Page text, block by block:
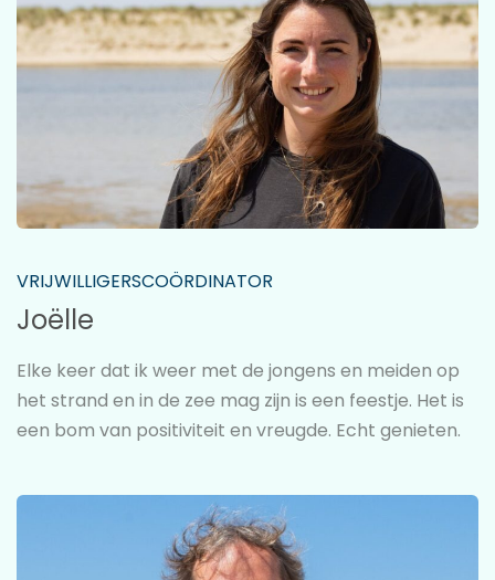
Joëlle
VRIJWILLIGERSCOÖRDINATOR
Elke keer dat ik weer met de jongens en meiden op
het strand en in de zee mag zijn is een feestje. Het is
een bom van positiviteit en vreugde. Echt genieten.